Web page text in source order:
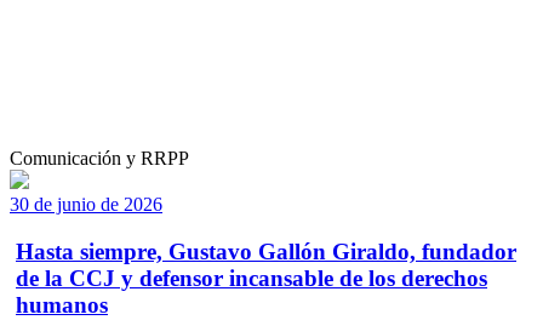
Comunicación y RRPP
30 de junio de 2026
Hasta siempre, Gustavo Gallón Giraldo, fundador
de la CCJ y defensor incansable de los derechos
humanos